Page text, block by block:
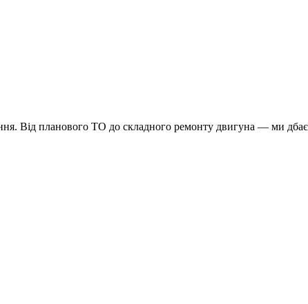
Від планового ТО до складного ремонту двигуна — ми